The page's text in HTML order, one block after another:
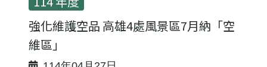
強化維護空品 高雄4處風景區7月納「空
維區」